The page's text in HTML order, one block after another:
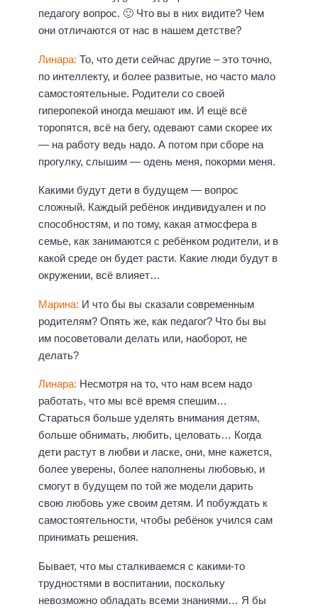
педагогу вопрос. 🙂 Что вы в них видите? Чем
они отличаются от нас в нашем детстве?
Линара: То, что дети сейчас другие – это точно,
по интеллекту, и более развитые, но часто мало
самостоятельные. Родители со своей
гиперопекой иногда мешают им. И ещё всё
торопятся, всё на бегу, одевают сами скорее их
— на работу ведь надо. А потом при сборе на
прогулку, слышим — одень меня, покорми меня.
Какими будут дети в будущем — вопрос
сложный. Каждый ребёнок индивидуален и по
способностям, и по тому, какая атмосфера в
семье, как занимаются с ребёнком родители, и в
какой среде он будет расти. Какие люди будут в
окружении, всё влияет…
Марина: И что бы вы сказали современным
родителям? Опять же, как педагог? Что бы вы
им посоветовали делать или, наоборот, не
делать?
Линара: Несмотря на то, что нам всем надо
работать, что мы всё время спешим…
Стараться больше уделять внимания детям,
больше обнимать, любить, целовать… Когда
дети растут в любви и ласке, они, мне кажется,
более уверены, более наполнены любовью, и
смогут в будущем по той же модели дарить
свою любовь уже своим детям. И побуждать к
самостоятельности, чтобы ребёнок учился сам
принимать решения.
Бывает, что мы сталкиваемся с какими-то
трудностями в воспитании, поскольку
невозможно обладать всеми знаниями… Я бы